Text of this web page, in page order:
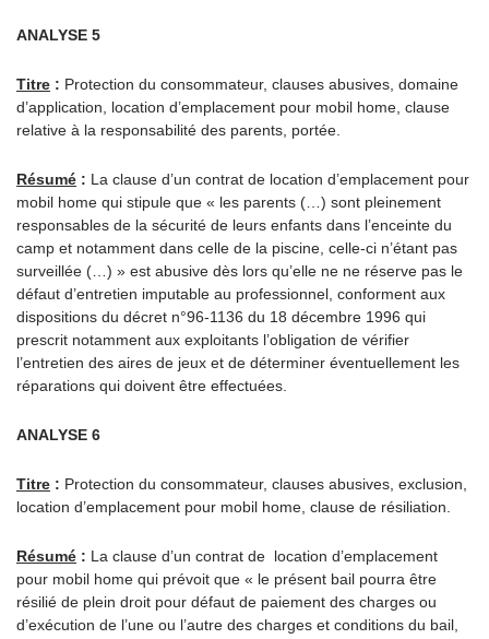
ANALYSE 5
Titre : Protection du consommateur, clauses abusives, domaine
d’application, location d’emplacement pour mobil home, clause
relative à la responsabilité des parents, portée.
Résumé : La clause d’un contrat de location d’emplacement pour
mobil home qui stipule que « les parents (…) sont pleinement
responsables de la sécurité de leurs enfants dans l’enceinte du
camp et notamment dans celle de la piscine, celle-ci n’étant pas
surveillée (…) » est abusive dès lors qu’elle ne ne réserve pas le
défaut d’entretien imputable au professionnel, conforment aux
dispositions du décret n°96-1136 du 18 décembre 1996 qui
prescrit notamment aux exploitants l’obligation de vérifier
l’entretien des aires de jeux et de déterminer éventuellement les
réparations qui doivent être effectuées.
ANALYSE 6
Titre : Protection du consommateur, clauses abusives, exclusion,
location d’emplacement pour mobil home, clause de résiliation.
Résumé : La clause d’un contrat de location d’emplacement
pour mobil home qui prévoit que « le présent bail pourra être
résilié de plein droit pour défaut de paiement des charges ou
d’exécution de l’une ou l’autre des charges et conditions du bail,